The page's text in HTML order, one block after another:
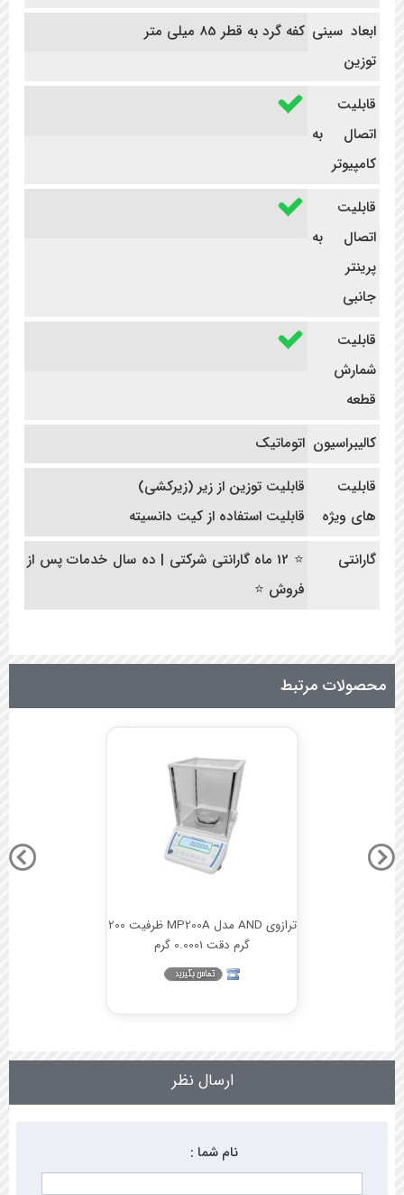
ابعاد سینی
توزین
کفه گرد به قطر 85 میلی متر
قابلیت
اتصال به
کامپیوتر
قابلیت
اتصال به
پرینتر
جانبی
قابلیت
شمارش
قطعه
کالیبراسیون اتوماتیک
قابلیت
های ویژه
قابلیت توزین از زیر (زیرکشی)
قابلیت استفاده از کیت دانسیته
گارانتی
⭐ 12 ماه گارانتی شرکتی | ده سال خدمات پس از
فروش ⭐
محصولات مرتبط
ترازوی AND مدل MP200A ظرفیت 200
گرم دقت 0.0001 گرم
ارسال نظر
نام شما :